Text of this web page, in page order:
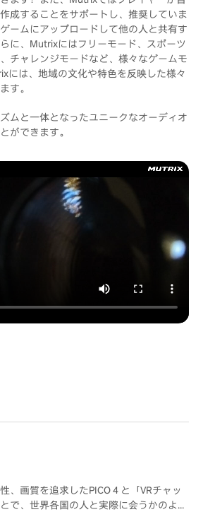
成することをサポートし、推奨していま
ームにアップロードして他の人と共有す
に、Mutrixにはフリーモード、スポーツ
チャレンジモードなど、様々なゲームモ
には、地域の文化や特色を反映した様々
す。
ムと一体となったユニークなオーディオ
ができます。
、画質を追求したPICO４と「VRチャッ
で、世界各国の人と実際に会うかのよう